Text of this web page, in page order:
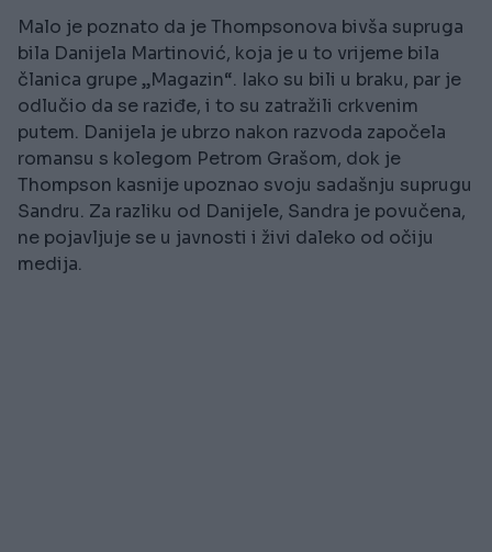
Malo je poznato da je Thompsonova bivša supruga
bila Danijela Martinović, koja je u to vrijeme bila
članica grupe „Magazin“. Iako su bili u braku, par je
odlučio da se raziđe, i to su zatražili crkvenim
putem. Danijela je ubrzo nakon razvoda započela
romansu s kolegom Petrom Grašom, dok je
Thompson kasnije upoznao svoju sadašnju suprugu
Sandru. Za razliku od Danijele, Sandra je povučena,
ne pojavljuje se u javnosti i živi daleko od očiju
medija.